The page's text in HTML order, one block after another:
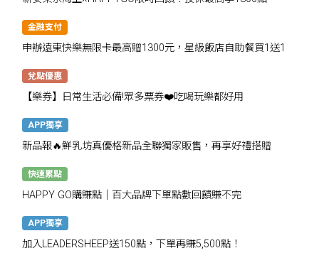
金融支付
申辦遠東快樂無限卡最高贈1300元，星級飯店自助餐買1送1
兌點優惠
【樂券】日常生活必備!眾多票券❤️吃喝玩樂都好用
APP獨享
新品報🔥鮮乳坊真優格新品全聯獨家販售，再享好禮搭贈
快速累點
HAPPY GO購賺點｜百大品牌下單點數回饋賺不完
APP獨享
加入LEADERSHEEP送150點，下單再賺5,500點！